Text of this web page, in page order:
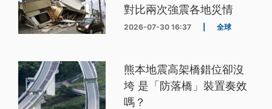
對比兩次強震各地災情
2026-07-30 16:37 全球
熊本地震高架橋錯位卻沒
垮 是「防落橋」裝置奏效
嗎？